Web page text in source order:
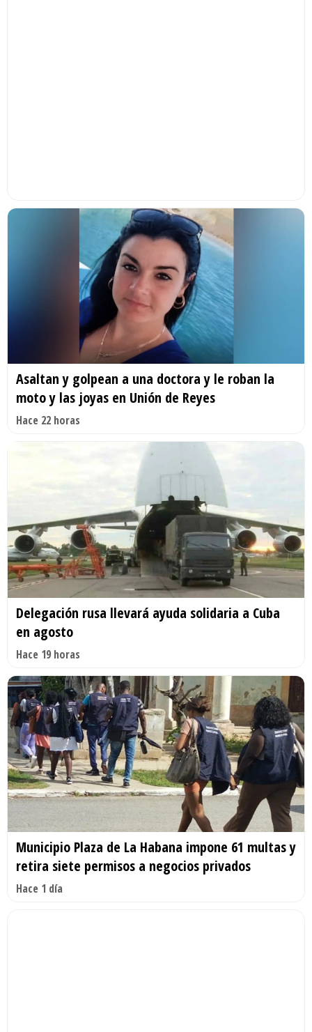
Asaltan y golpean a una doctora y le roban la
moto y las joyas en Unión de Reyes
Hace 22 horas
Delegación rusa llevará ayuda solidaria a Cuba
en agosto
Hace 19 horas
Municipio Plaza de La Habana impone 61 multas y
retira siete permisos a negocios privados
Hace 1 día